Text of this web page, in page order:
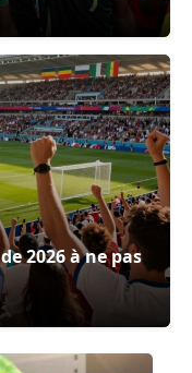
2026 à ne pas